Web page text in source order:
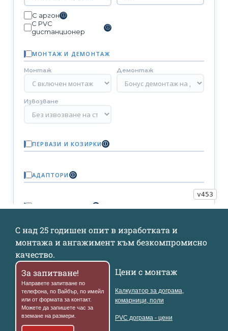
С над 25 годишен опит в изработката и
монтажа и ангажимент към безкомпромисно
качество.
За запитване!
Направете запитване по
телефона, по Вайбър, по имейл
или от формата за контакт.
Можете да запишете час за
вземане на размери.
Цени с монтаж
Калкулатор за дограма,
комарници, поли
PVC дограма - цени